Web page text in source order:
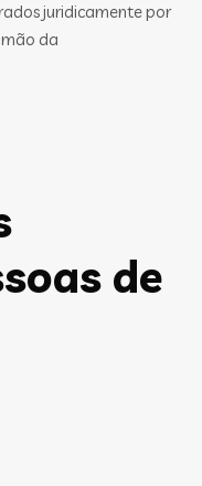
juridicamente por
da
de